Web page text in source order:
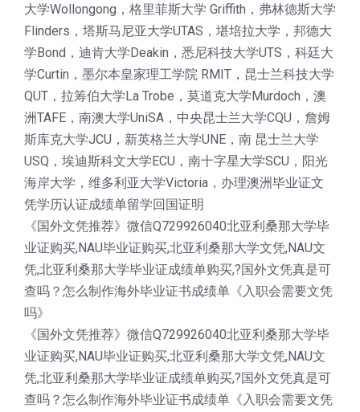
大学Wollongong，格里菲斯大学 Griffith，弗林德斯大学
Flinders，塔斯马尼亚大学UTAS，堪培拉大学，邦德大
学Bond，迪肯大学Deakin，悉尼科技大学UTS，科廷大
学Curtin，墨尔本皇家理工学院 RMIT，昆士兰科技大学
QUT，拉筹伯大学La Trobe，莫道克大学Murdoch，澳
洲TAFE，南澳大学UniSA，中央昆士兰大学CQU，詹姆
斯库克大学JCU，新英格兰大学UNE，南 昆士兰大学
USQ，埃迪斯科文大学ECU，南十字星大学SCU，阳光
海岸大学，维多利亚大学Victoria，办理澳洲毕业证文
凭学历认证成绩单留学回国证明
《国外文凭推荐》微信Q729926040北亚利桑那大学毕
业证购买,NAU毕业证购买,北亚利桑那大学文凭,NAU文
凭,北亚利桑那大学毕业证成绩单购买,?国外文凭真是可
查吗？怎么制作海外毕业证书成绩单《入职会需要文凭
吗》
《国外文凭推荐》微信Q729926040北亚利桑那大学毕
业证购买,NAU毕业证购买,北亚利桑那大学文凭,NAU文
凭,北亚利桑那大学毕业证成绩单购买,?国外文凭真是可
查吗？怎么制作海外毕业证书成绩单《入职会需要文凭